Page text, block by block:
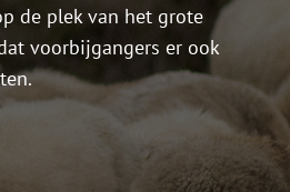
de plek van het grote
voorbijgangers er ook